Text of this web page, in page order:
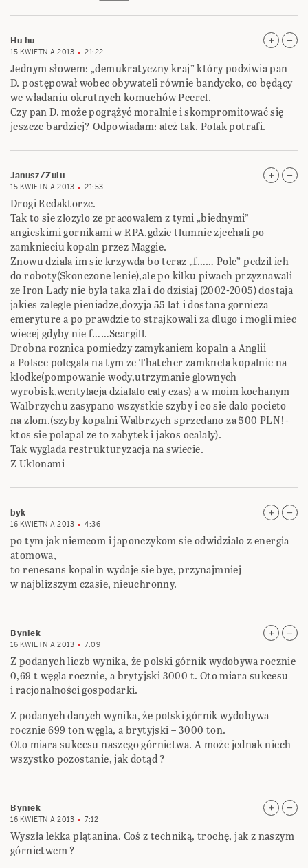
Hu hu
15 KWIETNIA 2013 21:22
Jednym słowem: „demukratyczny kraj” który podziwia pan
D. postępował wobec obywateli równie bandycko, co będący
we władaniu okrutnych komuchów Peerel.
Czy pan D. może pogrążyć moralnie i skompromitować się
jeszcze bardziej? Odpowiadam: ależ tak. Polak potrafi.
Janusz/Zulu
15 KWIETNIA 2013 21:53
Drogi Redaktorze.
Tak to sie zlozylo ze pracowalem z tymi „biednymi”
angieskimi gornikami w RPA,gdzie tlumnie zjechali po
zamknieciu kopaln przez Maggie.
Znowu dziala im sie krzywda bo teraz „f…… Pole” pedzil ich
do roboty(Skonczone lenie),ale po kilku piwach przyznawali
ze Iron Lady nie byla taka zla i do dzisiaj (2002-2005) dostaja
jakies zalegle pieniadze,dozyja 55 lat i dostana gornicza
emeryture a po prawdzie to strajkowali za dlugo i mogli miec
wiecej gdyby nie f……Scargill.
Drobna roznica pomiedzy zamykaniem kopaln a Anglii
a Polsce polegala na tym ze Thatcher zamknela kopalnie na
klodke(pompowanie wody,utrzymanie glownych
wyrobisk,wentylacja dzialalo caly czas) a w moim kochanym
Walbrzychu zasypano wszystkie szyby i co sie dalo pocieto
na zlom.(szyby kopalni Walbrzych sprzedano za 500 PLN!-
ktos sie polapal ze to zabytek i jakos ocalaly).
Tak wyglada restrukturyzacja na swiecie.
Z Uklonami
byk
16 KWIETNIA 2013 4:36
po tym jak niemcom i japonczykom sie odwidzialo z energia
atomowa,
to renesans kopalin wydaje sie byc, przynajmniej
w najblizszym czasie, nieuchronny.
Byniek
16 KWIETNIA 2013 7:09
Z podanych liczb wynika, że polski górnik wydobywa rocznie
0,69 t węgla rocznie, a brytyjski 3000 t. Oto miara sukcesu
i racjonalności gospodarki.
Z podanych danych wynika, że polski górnik wydobywa
rocznie 699 ton węgla, a brytyjski – 3000 ton.
Oto miara sukcesu naszego górnictwa. A może jednak niech
wszystko pozostanie, jak dotąd ?
Byniek
16 KWIETNIA 2013 7:12
Wyszła lekka plątanina. Coś z techniką, trochę, jak z naszym
górnictwem ?